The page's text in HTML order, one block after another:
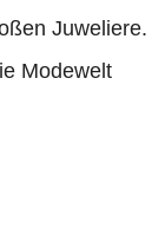
Juweliere.
Modewelt